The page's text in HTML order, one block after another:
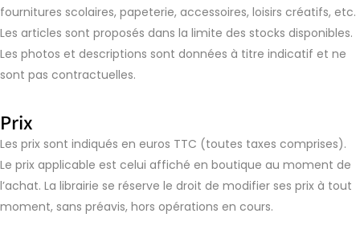
fournitures scolaires, papeterie, accessoires, loisirs créatifs, etc.
Les articles sont proposés dans la limite des stocks disponibles.
Les photos et descriptions sont données à titre indicatif et ne
sont pas contractuelles.
Prix
Les prix sont indiqués en euros TTC (toutes taxes comprises).
Le prix applicable est celui affiché en boutique au moment de
l’achat. La librairie se réserve le droit de modifier ses prix à tout
moment, sans préavis, hors opérations en cours.